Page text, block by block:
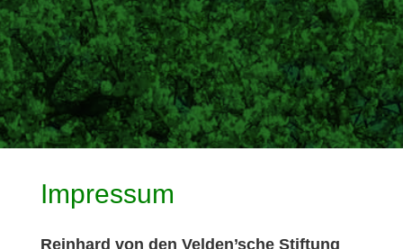
Impressum
Reinhard von den Velden’sche Stiftung